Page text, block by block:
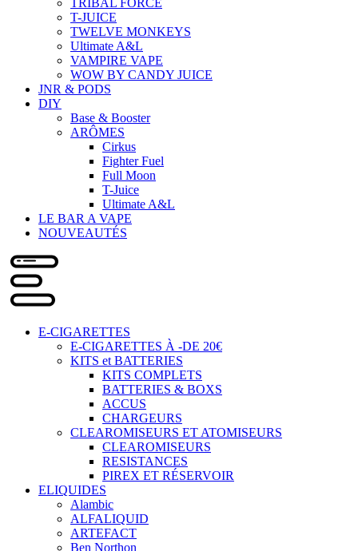
TRIBAL FORCE
T-JUICE
TWELVE MONKEYS
Ultimate A&L
VAMPIRE VAPE
WOW BY CANDY JUICE
JNR & PODS
DIY
Base & Booster
ARÔMES
Cirkus
Fighter Fuel
Full Moon
T-Juice
Ultimate A&L
LE BAR A VAPE
NOUVEAUTÉS
E-CIGARETTES
E-CIGARETTES À -DE 20€
KITS et BATTERIES
KITS COMPLETS
BATTERIES & BOXS
ACCUS
CHARGEURS
CLEAROMISEURS ET ATOMISEURS
CLEAROMISEURS
RESISTANCES
PIREX ET RÉSERVOIR
ELIQUIDES
Alambic
ALFALIQUID
ARTEFACT
Ben Northon